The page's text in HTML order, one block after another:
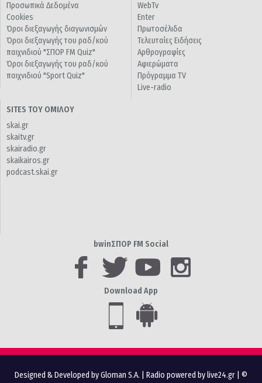
Προσωπικά Δεδομένα
Cookies
Όροι διεξαγωγής διαγωνισμών
Όροι διεξαγωγής του ραδ/κού
παιχνιδιού "ΣΠΟΡ FM Quiz"
Όροι διεξαγωγής του ραδ/κού
παιχνιδιού "Sport Quiz"
WebTv
Enter
Πρωτοσέλιδα
Τελευταίες Ειδήσεις
Αρθρογραφίες
Αφιερώματα
Πρόγραμμα TV
Live-radio
SITES ΤΟΥ ΟΜΙΛΟΥ
skai.gr
skaitv.gr
skairadio.gr
skaikairos.gr
podcast.skai.gr
bwinΣΠΟΡ FM Social
Download App
Designed & Developed by Gloman S.A. Radio powered by live24.gr | ©